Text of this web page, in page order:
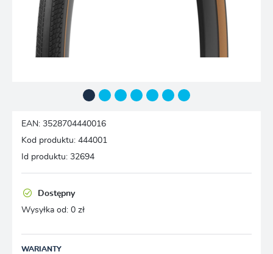
EAN: 3528704440016
Kod produktu: 444001
Id produktu: 32694
Dostępny
Wysyłka od: 0 zł
WARIANTY